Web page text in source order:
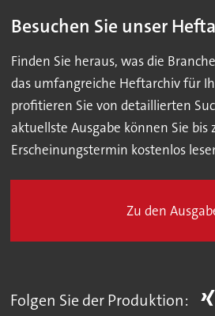
Besuchen Sie unser
Finden Sie heraus, was die
das umfangreiche Heftarchiv für
profitieren Sie von detaillierten
aktuellste Ausgabe können Sie bis
Erscheinungstermin kostenlos
Zu den
Folgen Sie der Produktion: